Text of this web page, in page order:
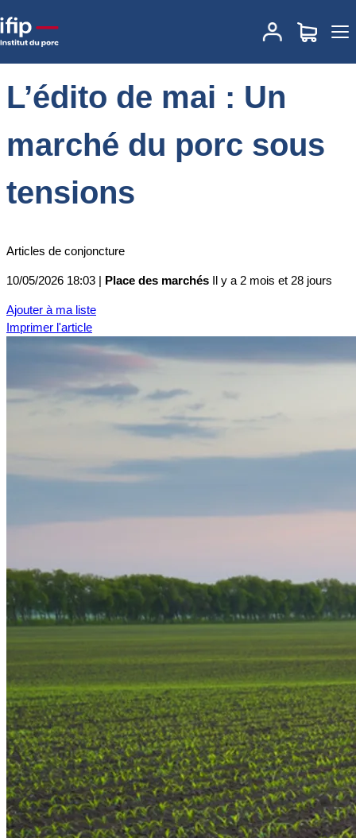
Accueil Actualités des marchés
L’édito de mai
: Un marché du porc sous tensions
L’édito de mai : Un
marché du porc sous
tensions
Articles de conjoncture
10/05/2026 18:03 | Place des marchés Il y a 2 mois et 28 jours
Ajouter à ma liste
Imprimer l'article